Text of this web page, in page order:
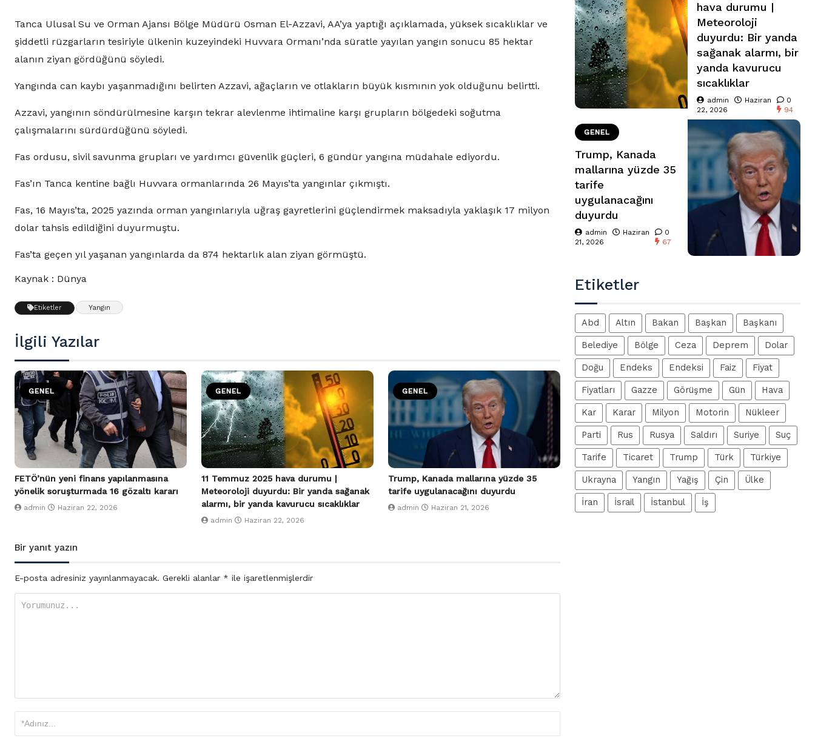
Tanca Ulusal Su ve Orman Ajansı Bölge Müdürü Osman El-Azzavi, AA’ya yaptığı açıklamada, yüksek sıcaklıklar ve
şiddetli rüzgarların tesiriyle ülkenin kuzeyindeki Huvvara Ormanı’nda süratle yayılan yangın sonucu 85 hektar
alanın ziyan gördüğünü söyledi.
Yangında can kaybı yaşanmadığını belirten Azzavi, ağaçların ve otlakların büyük kısmının yok olduğunu belirtti.
Azzavi, yangının söndürülmesine karşın tekrar alevlenme ihtimaline karşı grupların bölgedeki soğutma
çalışmalarını sürdürdüğünü söyledi.
Fas ordusu, sivil savunma grupları ve yardımcı güvenlik güçleri, 6 gündür yangına müdahale ediyordu.
Fas’ın Tanca kentine bağlı Huvvara ormanlarında 26 Mayıs’ta yangınlar çıkmıştı.
Fas, 16 Mayıs’ta, 2025 yazında orman yangınlarıyla uğraş gayretlerini güçlendirmek maksadıyla yaklaşık 17 milyon
dolar tahsis edildiğini duyurmuştu.
Fas’ta geçen yıl yaşanan yangınlarda da 874 hektarlık alan ziyan görmüştü.
Kaynak : Dünya
Etiketler Yangın
İlgili Yazılar
GENEL
FETÖ’nün yeni finans yapılanmasına
yönelik soruşturmada 16 gözaltı kararı
admin Haziran 22, 2026
GENEL
11 Temmuz 2025 hava durumu |
Meteoroloji duyurdu: Bir yanda sağanak
alarmı, bir yanda kavurucu sıcaklıklar
admin Haziran 22, 2026
GENEL
Trump, Kanada mallarına yüzde 35
tarife uygulanacağını duyurdu
admin Haziran 21, 2026
Bir yanıt yazın
E-posta adresiniz yayınlanmayacak. Gerekli alanlar * ile işaretlenmişlerdir
hava durumu |
Meteoroloji
duyurdu: Bir yanda
sağanak alarmı, bir
yanda kavurucu
sıcaklıklar
admin
Haziran
22, 2026
0
94
GENEL
Trump, Kanada
mallarına yüzde 35
tarife
uygulanacağını
duyurdu
admin
Haziran
21, 2026
0
67
Etiketler
Abd Altın Bakan Başkan Başkanı
Belediye Bölge Ceza Deprem Dolar
Doğu Endeks Endeksi Faiz Fiyat
Fiyatları Gazze Görüşme Gün Hava
Kar Karar Milyon Motorin Nükleer
Parti Rus Rusya Saldırı Suriye Suç
Tarife Ticaret Trump Türk Türkiye
Ukrayna Yangın Yağış Çin Ülke
İran İsrail İstanbul İş